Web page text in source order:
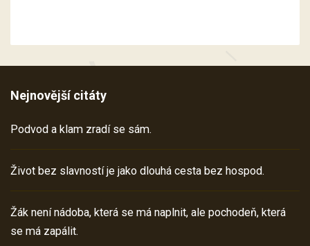
Nejnovější citáty
Podvod a klam zradí se sám.
Život bez slavností je jako dlouhá cesta bez hospod.
Žák není nádoba, která se má naplnit, ale pochodeň, která
se má zapálit.